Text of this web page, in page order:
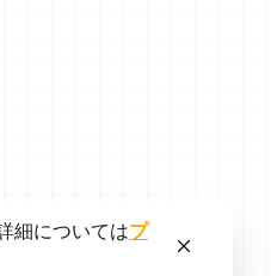
細についてはプ